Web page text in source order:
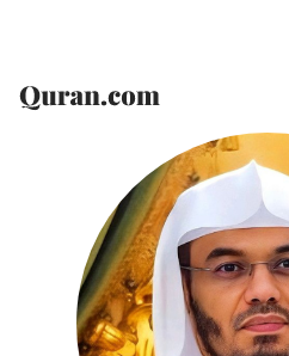
Switch Quran.com to